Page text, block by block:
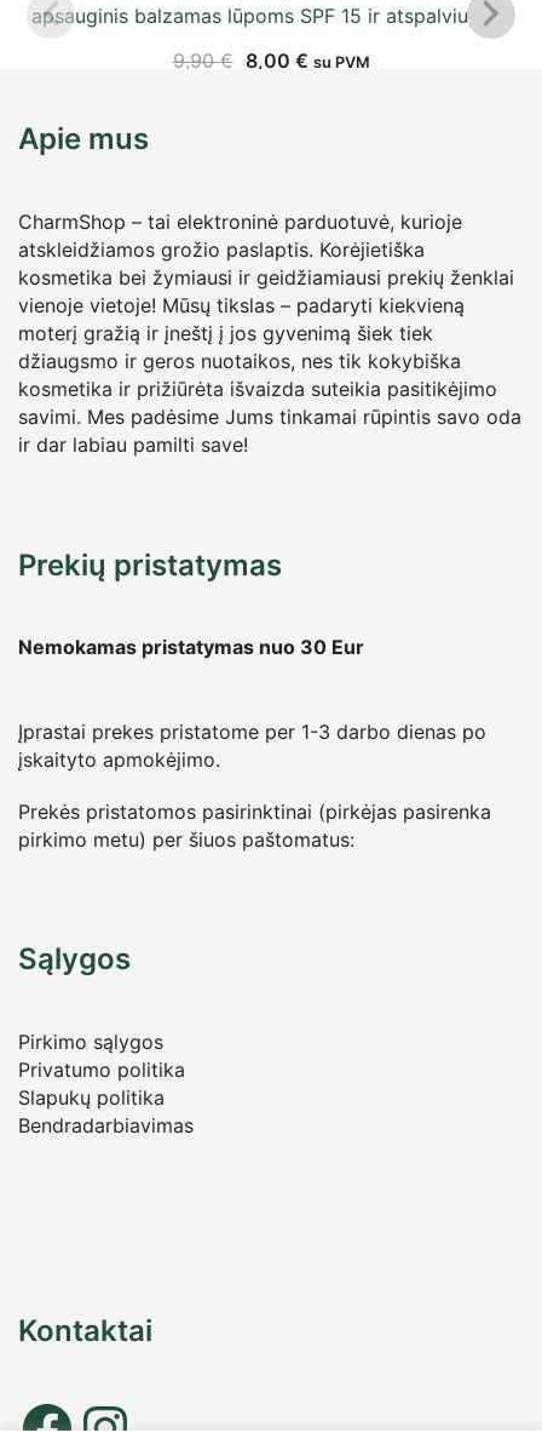
apsauginis balzamas lūpoms SPF 15 ir atspalviu, 7ml
9,90€ 8,00 € su PVM
Apie mus
CharmShop – tai elektroninė parduotuvė, kurioje
atskleidžiamos grožio paslaptis. Korėjietiška
kosmetika bei žymiausi ir geidžiamiausi prekių ženklai
vienoje vietoje! Mūsų tikslas – padaryti kiekvieną
moterį gražią ir įneštį į jos gyvenimą šiek tiek
džiaugsmo ir geros nuotaikos, nes tik kokybiška
kosmetika ir prižiūrėta išvaizda suteikia pasitikėjimo
savimi. Mes padėsime Jums tinkamai rūpintis savo oda
ir dar labiau pamilti save!
Prekių pristatymas
Nemokamas pristatymas nuo 30 Eur
Įprastai prekes pristatome per 1-3 darbo dienas po
įskaityto apmokėjimo.
Prekės pristatomos pasirinktinai (pirkėjas pasirenka
pirkimo metu) per šiuos paštomatus:
Sąlygos
Pirkimo sąlygos
Privatumo politika
Slapukų politika
Bendradarbiavimas
Kontaktai